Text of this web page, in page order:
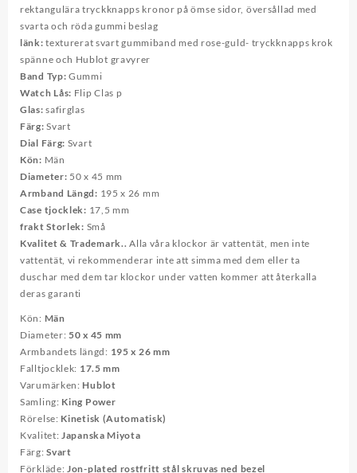
rektangulära tryckknapps kronor på ömse sidor, översållad med
svarta och röda gummi beslag
länk: texturerat svart gummiband med rose-guld- tryckknapps krok
spänne och Hublot gravyrer
Band Typ: Gummi
Watch Lås: Flip Clas p
Glas: safirglas
Färg: Svart
Dial Färg: Svart
Kön: Män
Diameter: 50 x 45 mm
Armband Längd: 195 x 26 mm
Case tjocklek: 17,5 mm
frakt Storlek: Små
Kvalitet & Trademark.. Alla våra klockor är vattentät, men inte
vattentät, vi rekommenderar inte att simma med dem eller ta
duschar med dem tar klockor under vatten kommer att återkalla
deras garanti
Kön: Män
Diameter: 50 x 45 mm
Armbandets längd: 195 x 26 mm
Falltjocklek: 17.5 mm
Varumärken: Hublot
Samling: King Power
Rörelse: Kinetisk (Automatisk)
Kvalitet: Japanska Miyota
Färg:Svart
Förkläde: Jon-plated rostfritt stål skruvas ned bezel